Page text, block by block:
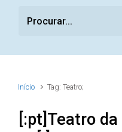
Início Tag: Teatro;
[:pt]Teatro